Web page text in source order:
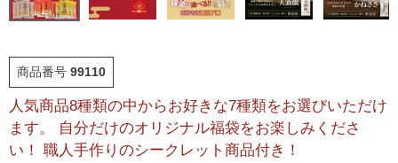
特選詰合せ はじめてセット
かねささ
味ささ 旨揚げ
商品番号 99110
人気商品8種類の中からお好きな7種類をお選びいただけ
ます。 自分だけのオリジナル福袋をお楽しみくださ
い！ 職人手作りのシークレット商品付き！